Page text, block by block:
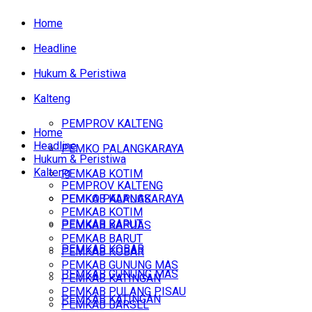
Home
Headline
Hukum & Peristiwa
Kalteng
PEMPROV KALTENG
PEMKO PALANGKARAYA
PEMKAB KOTIM
PEMKAB KAPUAS
PEMKAB BARUT
PEMKAB KOBAR
PEMKAB GUNUNG MAS
PEMKAB KATINGAN
Home
Headline
Hukum & Peristiwa
Kalteng
PEMPROV KALTENG
PEMKO PALANGKARAYA
PEMKAB KOTIM
PEMKAB KAPUAS
PEMKAB BARUT
PEMKAB KOBAR
PEMKAB GUNUNG MAS
PEMKAB KATINGAN
PEMKAB PULANG PISAU
PEMKAB BARSEL